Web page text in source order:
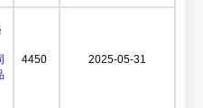
4450 2025-05-31